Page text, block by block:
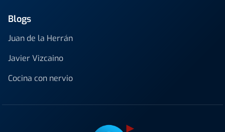
Blogs
Juan de la Herrán
Javier Vizcaino
Cocina con nervio